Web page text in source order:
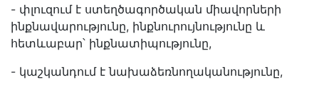
- փլուզում է ստեղծագործական միավորների
ինքնավարությունը, ինքնուրույնությունը և
հետևաբար՝ ինքնատիպությունը,
- կաշկանդում է նախաձեռնողականությունը,